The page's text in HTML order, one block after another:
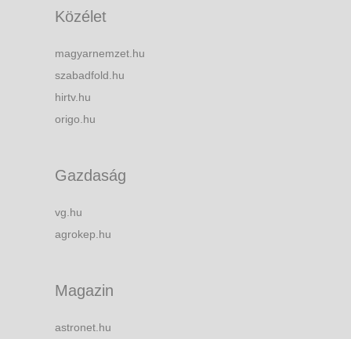
Közélet
magyarnemzet.hu
szabadfold.hu
hirtv.hu
origo.hu
Gazdaság
vg.hu
agrokep.hu
Magazin
astronet.hu